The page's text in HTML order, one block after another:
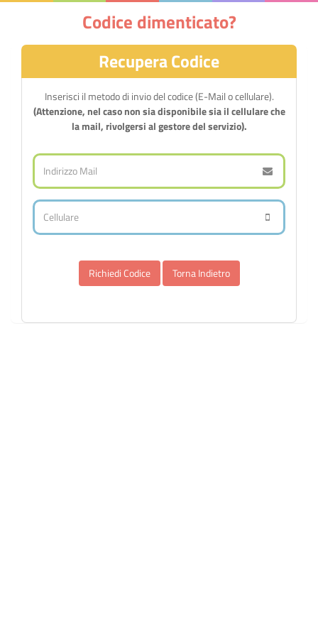
Codice dimenticato?
Recupera Codice
Inserisci il metodo di invio del codice (E-Mail o cellulare).
(Attenzione, nel caso non sia disponibile sia il cellulare che
la mail, rivolgersi al gestore del servizio).
Torna Indietro